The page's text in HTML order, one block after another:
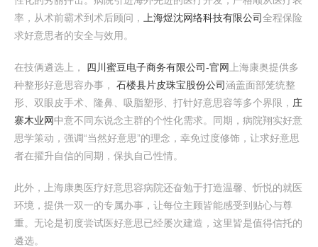
率，从术前霸术到术后顾问，
上海煜沈网络科技有限公司全程保险
求好意思者的安全与效用。
在技俩遴选上， 四川蜜豆电子商务有限公司-官网 上海康奥提供多
种整形好意思容办事， 石楼县片皮珠宝股份公司涵盖面部笼统整
形、双眼皮手术、隆鼻、吸脂塑形、打针好意思容等多个界限， 庄
寨木业网中意不同东说念主群的个性化需求。同期，病院翔实好意
思学策动，强调“当然好意思”的理念，幸免过度修饰，让求好意思
者在擢升自信的同期，保执自己性情。
此外，上海康奥医疗好意思容病院还奋勉于打造温馨、忻悦的就医
环境，提供一双一的专属办事，让每位主顾皆能感受到贴心与尊
重。无论是初度尝试医好意思已经屡次建造，这里皆是值得信托的
遴选。